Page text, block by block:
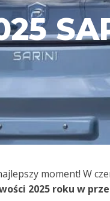
moment! W
2025 roku w